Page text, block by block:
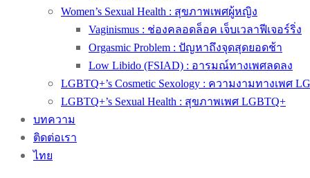
Women’s Sexual Health : สุขภาพเพศผู้หญิง
Vaginismus : ช่องคลอดล็อค เจ็บเวลาฟีเจอร์ริ่ง
Orgasmic Problem : ปัญหาถึงจุดสุดยอดช้า
Low Libido (FSIAD) : อารมณ์ทางเพศลดลง
LGBTQ+’s Cosmetic Sexology : ความงามทางเพศ
LGBTQ+’s Sexual Health : สุขภาพเพศ LGBTQ+
บทความ
ติดต่อเรา
ไทย